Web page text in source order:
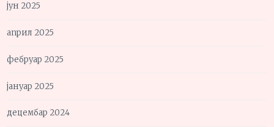
јун 2025
април 2025
фебруар 2025
јануар 2025
децембар 2024